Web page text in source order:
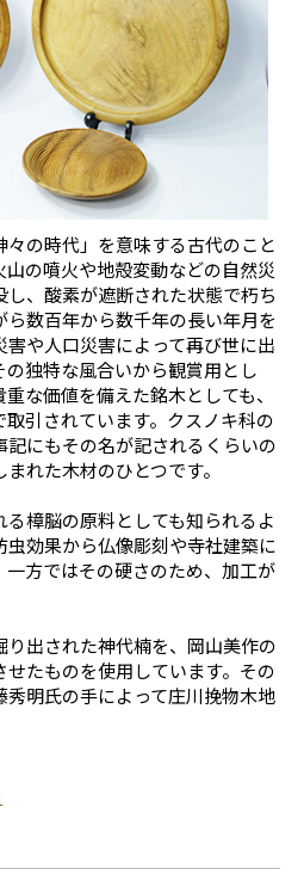
々の時代」を意味する古代のこと
の噴火や地殻変動などの自然災
、酸素が遮断された状態で朽ち
数百年から数千年の長い年月を
や人口災害によって再び世に出
独特な風合いから観賞用とし
な価値を備えた銘木としても、
引されています。クスノキ科の
にもその名が記されるくらいの
れた木材のひとつです。
樟脳の原料としても知られるよ
虫効果から仏像彫刻や寺社建築に
方ではその硬さのため、加工が
り出された神代楠を、岡山美作の
たものを使用しています。その
明氏の手によって庄川挽物木地